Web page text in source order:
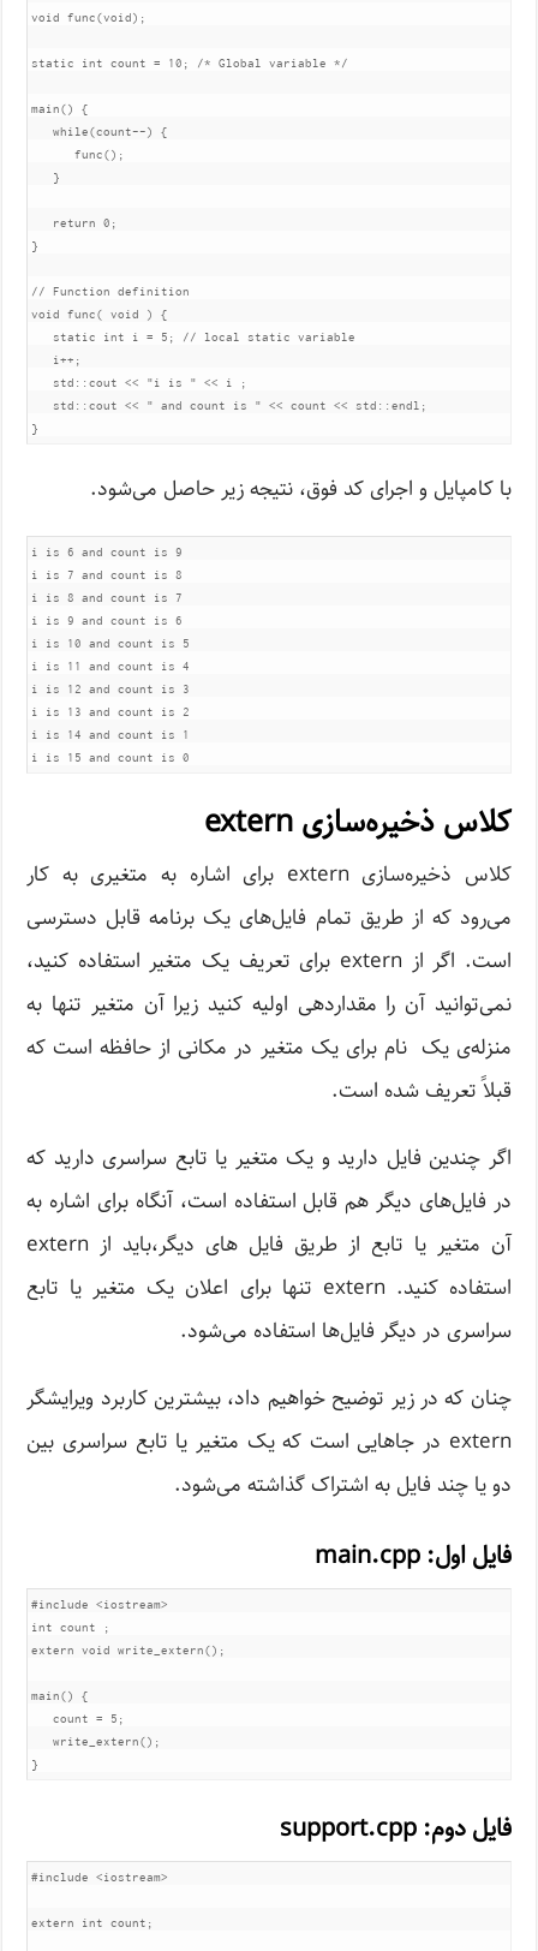
void
func(void);
static int count = 10 ; /* Global variable */
main()
{
while(count--)
{
      func
();
}
return 0 ;
}
// Function definition
void
func( void )
{
static
int i = 5 ;
// local static variable
   i
++;
   std
::cout << "i is " << i
;
   std
::cout << " and count is " << count << std ::endl ;
}
با کامپایل و اجرای کد فوق، نتیجه زیر حاصل می‌شود.
i is 6 and count is 9
i is 7 and count is 8
i is 8 and count is 7
i is 9 and count is 6
i is 10 and count is 5
i is 11 and count is 4
i is 12 and count is 3
i is 13 and count is 2
i is 14 and count is 1
i is 15 and count is 0
کلاس ذخیره‌سازی extern
کلاس ذخیره‌سازی extern برای اشاره به متغیری به کار
می‌رود که از طریق تمام فایل‌های یک برنامه قابل دسترسی
است. اگر از extern برای تعریف یک متغیر استفاده کنید،
نمی‌توانید آن را مقداردهی اولیه کنید زیرا آن متغیر تنها به
منزله‌ی یک نام برای یک متغیر در مکانی از حافظه است که
قبلاً تعریف شده است.
اگر چندین فایل دارید و یک متغیر یا تابع سراسری دارید که
در فایل‌های دیگر هم قابل استفاده است، آنگاه برای اشاره به
آن متغیر یا تابع از طریق فایل های دیگر،باید از extern
استفاده کنید. extern تنها برای اعلان یک متغیر یا تابع
سراسری در دیگر فایل‌ها استفاده می‌شود.
چنان که در زیر توضیح خواهیم داد، بیشترین کاربرد ویرایشگر
extern در جاهایی است که یک متغیر یا تابع سراسری بین
دو یا چند فایل به اشتراک گذاشته می‌شود.
فایل اول: main.cpp
#include
<iostream>
int
count
;
extern
void write_extern();
main()
{
   count
= 5 ;
   write_extern
();
}
فایل دوم: support.cpp
#include <iostream>
extern int count;